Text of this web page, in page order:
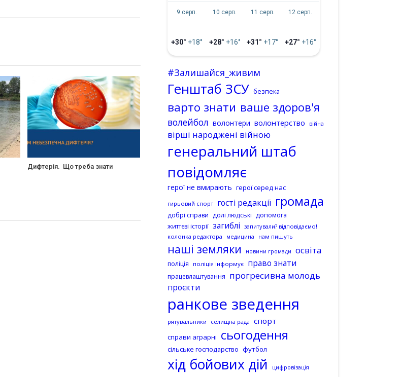
Дифтерія. Що треба знати
9 серп.
+30° +18°
10 серп.
+28° +16°
11 серп.
+31° +17°
12 серп.
+27° +16°
#Залишайся_живим
Генштаб ЗСУ безпека
варто знати ваше здоров'я
волейбол волонтери волонтерство війна
вірші народжені війною
генеральний штаб
повідомляє
герої не вмирають герої серед нас
гирьовий спорт гості редакції громада
добрі справи долі людські допомога
життєві історії загиблі запитували? відповідаємо!
колонка редактора
медицина нам пишуть
наші земляки новини громади освіта
поліція поліція інформує право знати
працевлаштування прогресивна молодь
проєкти
ранкове зведення
рятувальники селищна рада спорт
справи аграрні сьогодення
сільське господарство футбол
хід бойових дій цифровізація